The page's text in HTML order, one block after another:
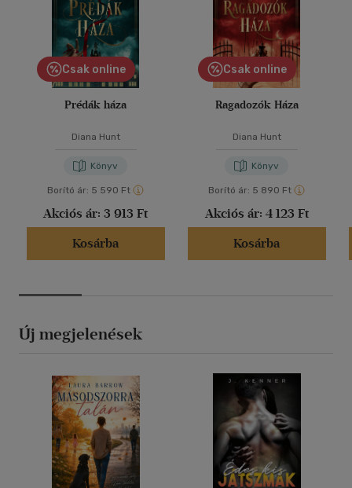
Csak online
Prédák háza
Diana Hunt
Könyv
Borító ár: 5 590 Ft
Akciós ár: 3 913 Ft
Kosárba
Csak online
Ragadozók Háza
Diana Hunt
Könyv
Borító ár: 5 890 Ft
Akciós ár: 4 123 Ft
Kosárba
Új megjelenések